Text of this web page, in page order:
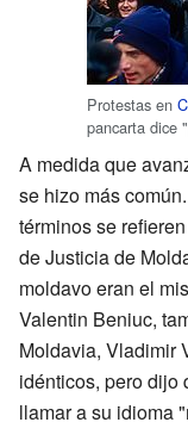
Protestas en
pancarta dice
A medida que
se hizo más
términos se
de Justicia de
moldavo eran el
Valentin Beniuc,
Moldavia, Vladimir
idénticos, pero dijo
llamar a su idioma